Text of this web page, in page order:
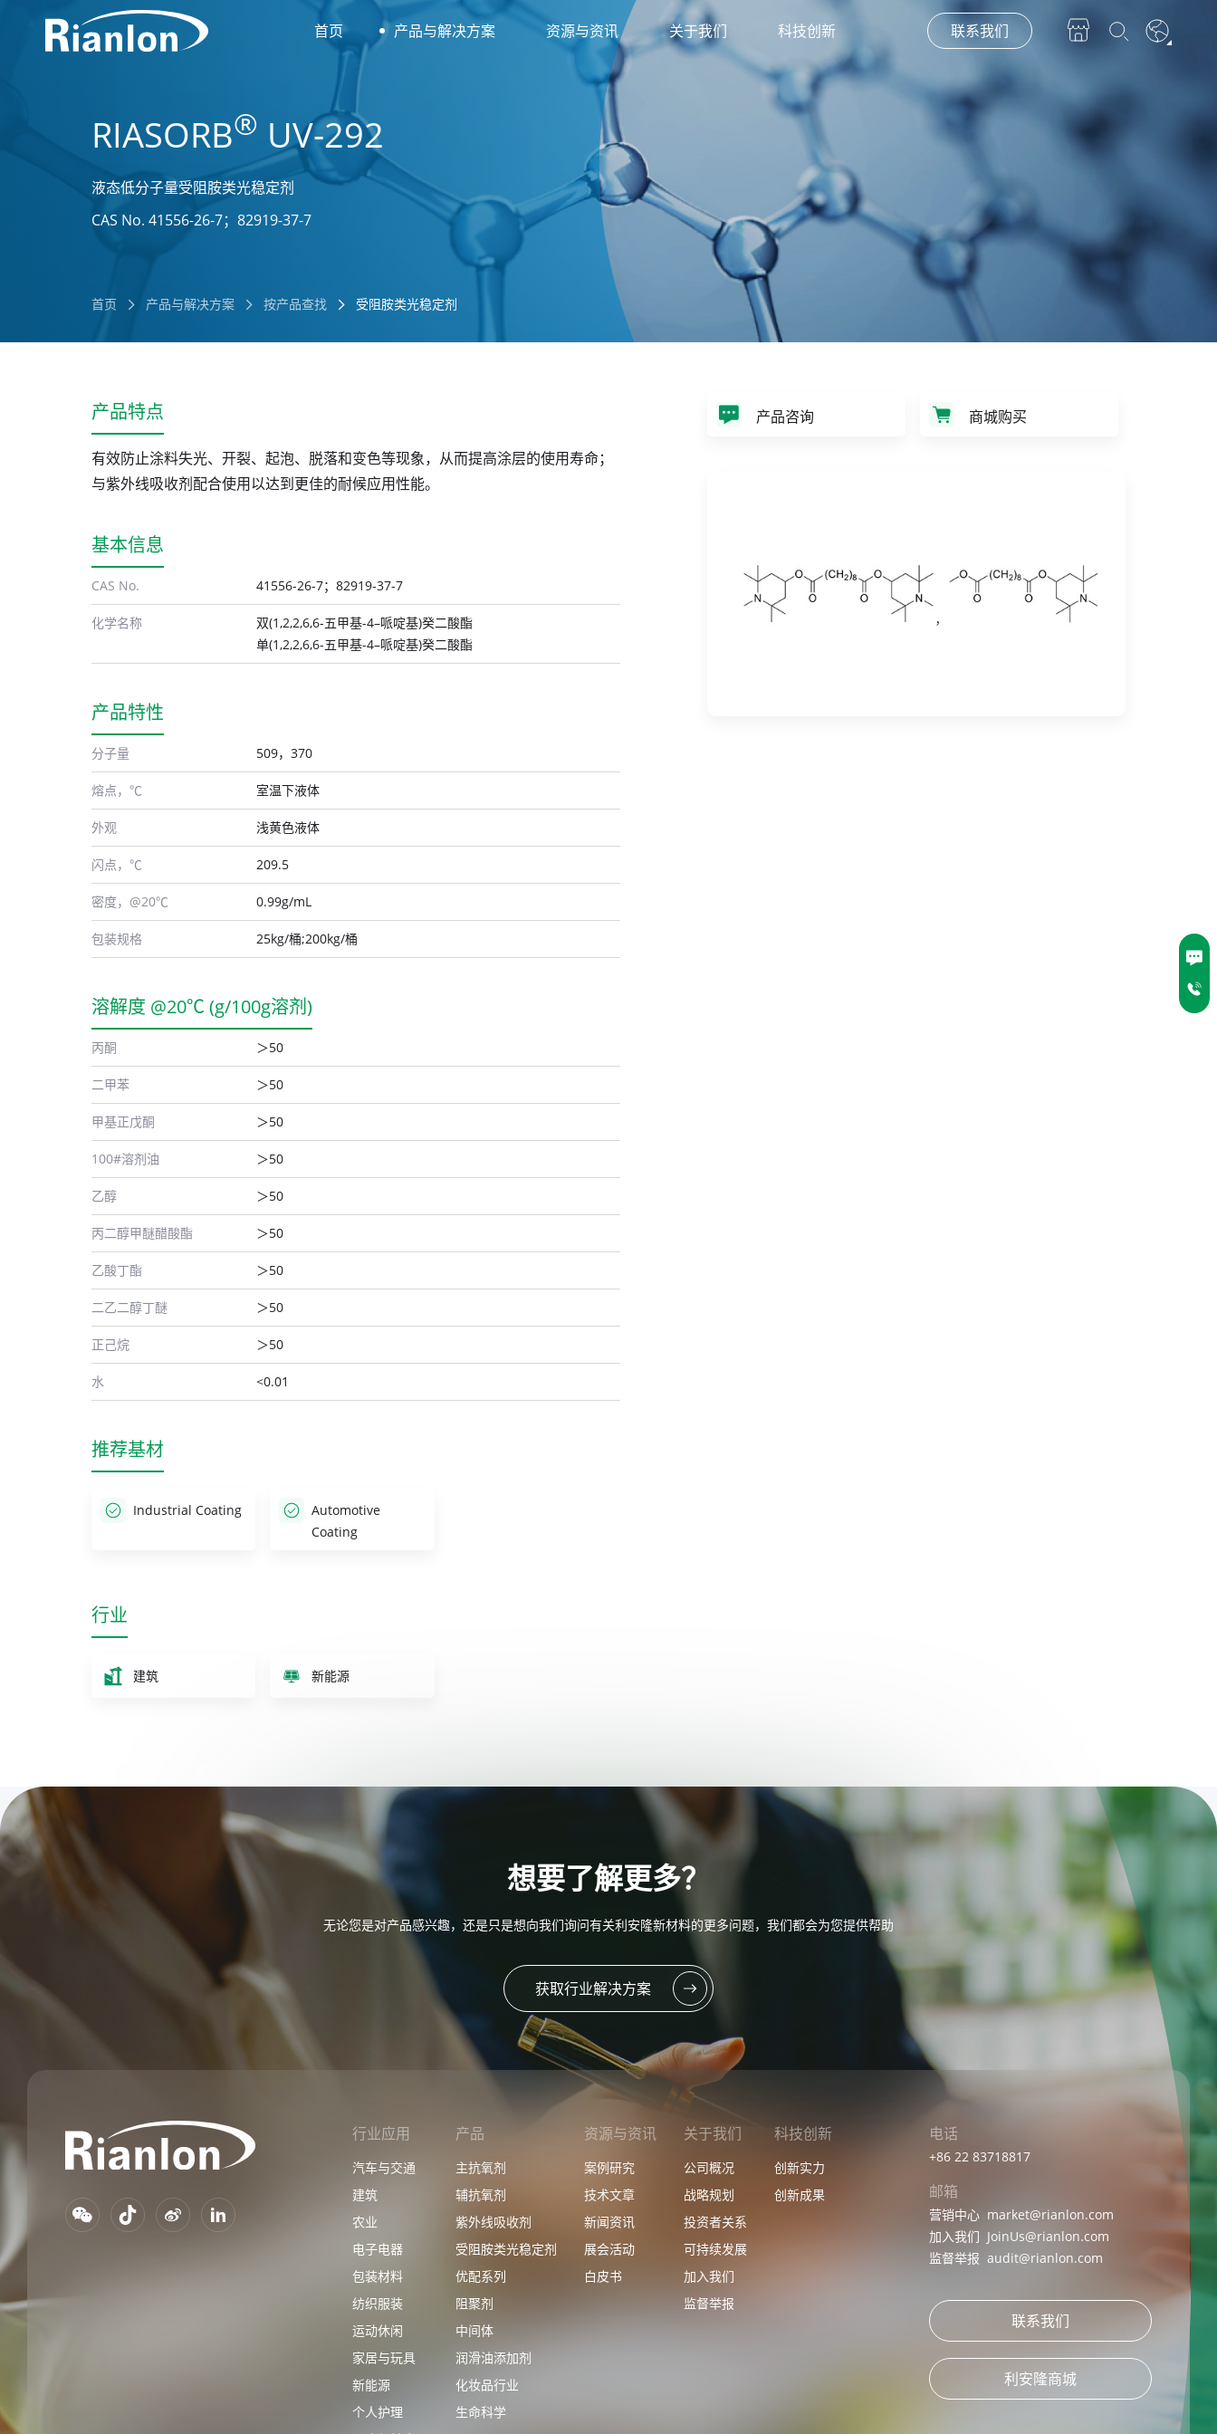
首页 产品与解决方案 资源与资讯 关于我们 科技创新 联系我们
RIASORB® UV-292
液态低分子量受阻胺类光稳定剂
CAS No. 41556-26-7；82919-37-7
首页 产品与解决方案 按产品查找 受阻胺类光稳定剂
产品特点
有效防止涂料失光、开裂、起泡、脱落和变色等现象，从而提高涂层的使用寿命；
与紫外线吸收剂配合使用以达到更佳的耐候应用性能。
基本信息
CAS No. 41556-26-7；82919-37-7
化学名称
双(1,2,2,6,6-五甲基-4–哌啶基)癸二酸酯
单(1,2,2,6,6-五甲基-4–哌啶基)癸二酸酯
产品特性
分子量 509，370
熔点，℃ 室温下液体
外观 浅黄色液体
闪点，℃ 209.5
密度，@20℃ 0.99g/mL
包装规格 25kg/桶;200kg/桶
溶解度 @20℃ (g/100g溶剂)
丙酮 ＞50
二甲苯 ＞50
甲基正戊酮 ＞50
100#溶剂油 ＞50
乙醇 ＞50
丙二醇甲醚醋酸酯 ＞50
乙酸丁酯 ＞50
二乙二醇丁醚 ＞50
正己烷 ＞50
水 <0.01
推荐基材
Industrial Coating
Automotive
Coating
行业
建筑 新能源
产品咨询 商城购买
想要了解更多？
无论您是对产品感兴趣，还是只是想向我们询问有关利安隆新材料的更多问题，我们都会为您提供帮助
获取行业解决方案
行业应用
汽车与交通
建筑
农业
电子电器
包装材料
纺织服装
运动休闲
家居与玩具
新能源
个人护理
产品
主抗氧剂
辅抗氧剂
紫外线吸收剂
受阻胺类光稳定剂
优配系列
阻聚剂
中间体
润滑油添加剂
化妆品行业
生命科学
资源与资讯
案例研究
技术文章
新闻资讯
展会活动
白皮书
关于我们
公司概况
战略规划
投资者关系
可持续发展
加入我们
监督举报
科技创新
创新实力
创新成果
电话
+86 22 83718817
邮箱
营销中心 market@rianlon.com
加入我们 JoinUs@rianlon.com
监督举报 audit@rianlon.com
联系我们
利安隆商城